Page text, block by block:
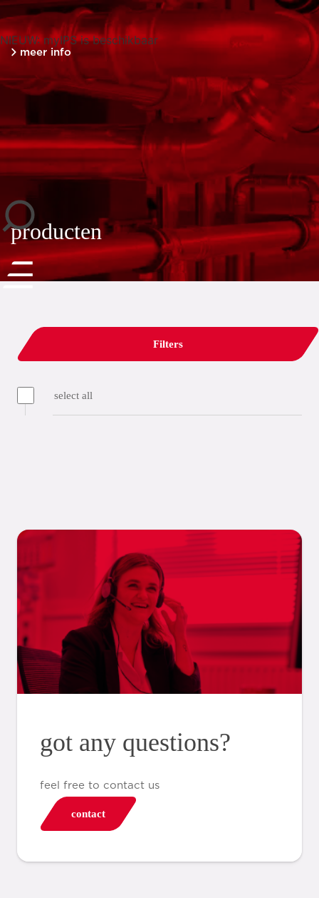
NIEUW: myIPS is beschikbaar
meer info
sluiten
producten
Filters
select all
got any questions?
feel free to contact us
contact